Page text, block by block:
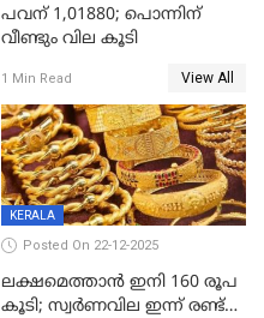
പവന് 1,01880; പൊന്നിന്
വീണ്ടും വില കൂടി
1 Min Read View All
KERALA
Posted On 22-12-2025
ലക്ഷമെത്താൻ ഇനി 160 രൂപ
കൂടി; സ്വർണവില ഇന്ന് രണ്ട്